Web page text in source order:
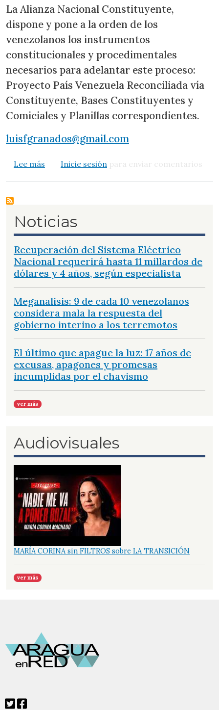
La Alianza Nacional Constituyente,
dispone y pone a la orden de los
venezolanos los instrumentos
constitucionales y procedimentales
necesarios para adelantar este proceso:
Proyecto País Venezuela Reconciliada vía
Constituyente, Bases Constituyentes y
Comiciales y Planillas correspondientes.
luisfgranados@gmail.com
Lee más sobre ¿Cuánto más es necesario que suceda?
Inicie sesión para enviar comentarios
Noticias
Recuperación del Sistema Eléctrico
Nacional requerirá hasta 11 millardos de
dólares y 4 años, según especialista
Meganalisis: 9 de cada 10 venezolanos
considera mala la respuesta del
gobierno interino a los terremotos
El último que apague la luz: 17 años de
excusas, apagones y promesas
incumplidas por el chavismo
ver más
Audiovisuales
MARÍA CORINA sin FILTROS sobre LA TRANSICIÓN
ver más